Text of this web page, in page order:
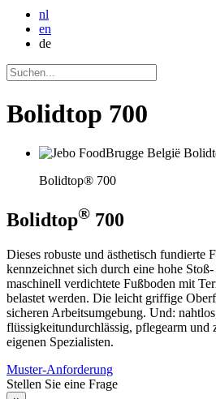
nl
en
de
Bolidtop 700
Bolidtop® 700
Bolidtop® 700
Dieses robuste und ästhetisch fundierte
kennzeichnet sich durch eine hohe
maschinell verdichtete Fußboden mit
belastet werden. Die leicht griffige
sicheren Arbeitsumgebung. Und:
flüssigkeitundurchlässig, pflegearm und
eigenen Spezialisten.
Muster-Anforderung
Stellen Sie eine Frage